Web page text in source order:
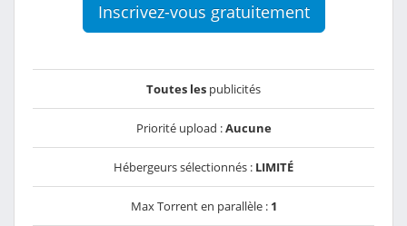
Inscrivez-vous gratuitement
Toutes les publicités
Priorité upload :Aucune
Hébergeurs sélectionnés : LIMITÉ
Max Torrent en parallèle : 1